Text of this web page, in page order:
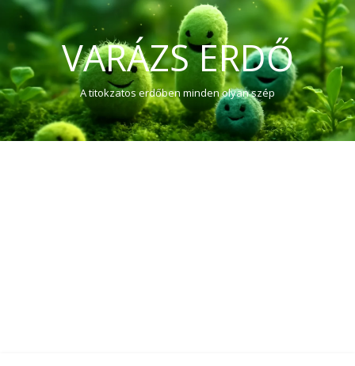
VARÁZS ERDŐ
A titokzatos erdőben minden olyan szép